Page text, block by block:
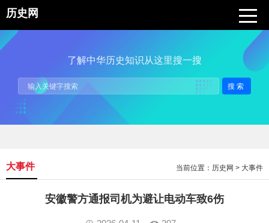
历史网
了解中华历史知识从这里搜一搜
搜索
当前位置： 历史网 > 大事件
大事件
安徽警方通报司机为避让电动车致6伤